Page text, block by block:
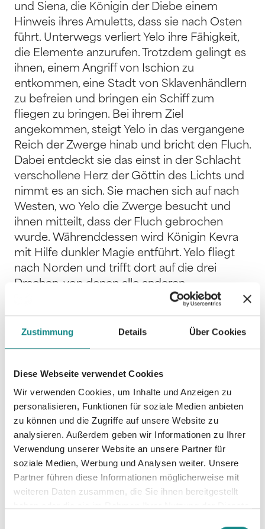
Zustimmung Details Über Cookies
Diese Webseite verwendet Cookies
Wir verwenden Cookies, um Inhalte und Anzeigen zu
personalisieren, Funktionen für soziale Medien anbieten
zu können und die Zugriffe auf unsere Website zu
analysieren. Außerdem geben wir Informationen zu Ihrer
Verwendung unserer Website an unsere Partner für
soziale Medien, Werbung und Analysen weiter. Unsere
Partner führen diese Informationen möglicherweise mit
weiteren Daten zusammen, die Sie ihnen bereitgestellt
und Siena, die Königin der Diebe einem
Hinweis ihres Amuletts, dass sie nach Osten
führt. Unterwegs verliert Yelo ihre Fähigkeit,
die Elemente anzurufen. Trotzdem gelingt es
ihnen, einem Angriff von Ischion zu
entkommen, eine Stadt von Sklavenhändlern
zu befreien und bringen ein Schiff zum
fliegen zu bringen. Bei ihrem Ziel
angekommen, steigt Yelo in das vergangene
Reich der Zwerge hinab und bricht den Fluch.
Dabei entdeckt sie das einst in der Schlacht
verschollene Herz der Göttin des Lichts und
nimmt es an sich. Sie machen sich auf nach
Westen, wo Yelo die Zwerge besucht und
ihnen mitteilt, dass der Fluch gebrochen
wurde. Währenddessen wird Königin Kevra
mit Hilfe dunkler Magie entführt. Yelo fliegt
nach Norden und trifft dort auf die drei
Drachen, von denen alle anderen
Drachenvölker abstammen. Von ihnen erfährt
sie den Ort, wo Kevra gefangen gehalten
wird. Sie macht sich auf in das Königreich
Wramgar, dem Herzen von Ischions Macht,
gelingt. Gerade noch rechtzeitig schaffen es
Kevra und Yelo zur Schlacht. Die Kämpfe
beginnen, und alle sind froh, über die
Unterstützung der Zwerge, die sich nun aktiv
dem Kampf angeschlossen haben. Die Armee
Ischions scheint übermächtig, da sie sich
dunkler Magie bedient. Yelo wird tödlich
getroffen. In diesem Moment öffnet sich ihr
Medaillon und eine Perle steigt empor, die in